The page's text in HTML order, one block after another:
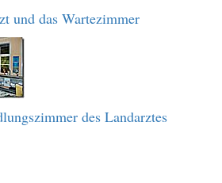
und das Wartezimmer
des Landarztes